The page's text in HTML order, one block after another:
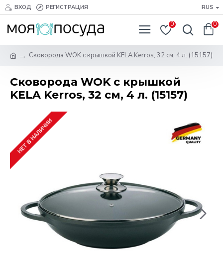
ВХОД РЕГИСТРАЦИЯ RUS
0 0
Сковорода WOK с крышкой KELA Kerros, 32 см, 4 л. (15157)
Сковорода WOK с крышкой
KELA Kerros, 32 см, 4 л. (15157)
НЕТ В НАЛИЧИИ